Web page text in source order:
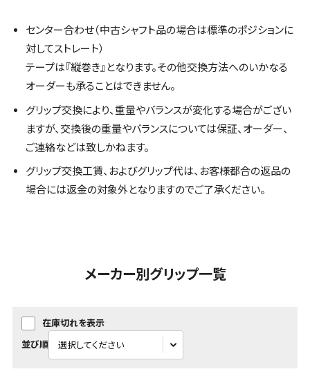
センター合わせ（中古シャフト品の場合は標準のポジションに
対してストレート）
テープは『縦巻き』となります。その他交換方法へのいかなる
オーダーも承ることはできません。
グリップ交換により、重量やバランスが変化する場合がござい
ますが、交換後の重量やバランスについては保証、オーダー、
ご連絡などは致しかねます。
グリップ交換工賃、およびグリップ代は、お客様都合の返品の
場合には返金の対象外となりますのでご了承ください。
メーカー別グリップ一覧
在庫切れを表示
並び順